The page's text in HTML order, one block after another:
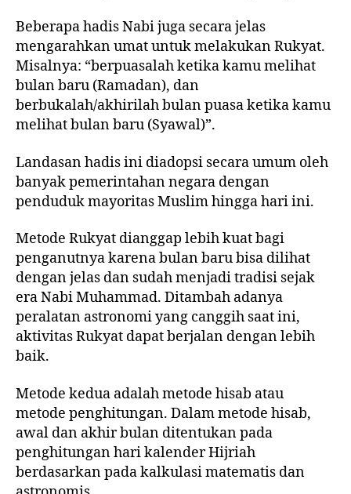
Beberapa hadis Nabi juga secara jelas
mengarahkan umat untuk melakukan Rukyat.
Misalnya: “berpuasalah ketika kamu melihat
bulan baru (Ramadan), dan
berbukalah/akhirilah bulan puasa ketika kamu
melihat bulan baru (Syawal)”.
Landasan hadis ini diadopsi secara umum oleh
banyak pemerintahan negara dengan
penduduk mayoritas Muslim hingga hari ini.
Metode Rukyat dianggap lebih kuat bagi
penganutnya karena bulan baru bisa dilihat
dengan jelas dan sudah menjadi tradisi sejak
era Nabi Muhammad. Ditambah adanya
peralatan astronomi yang canggih saat ini,
aktivitas Rukyat dapat berjalan dengan lebih
baik.
Metode kedua adalah metode hisab atau
metode penghitungan. Dalam metode hisab,
awal dan akhir bulan ditentukan pada
penghitungan hari kalender Hijriah
berdasarkan pada kalkulasi matematis dan